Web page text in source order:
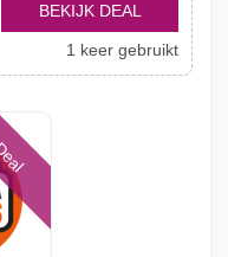
BEKIJK DEAL
1 keer gebruikt